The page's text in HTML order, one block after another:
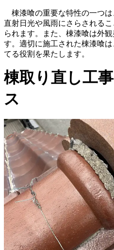
棟漆喰の重要な特性の一つは
直射日光や風雨にさらされる
られます。また、棟漆喰は外
す。適切に施工された棟漆喰
てる役割を果たします。
棟取り直し工
ス